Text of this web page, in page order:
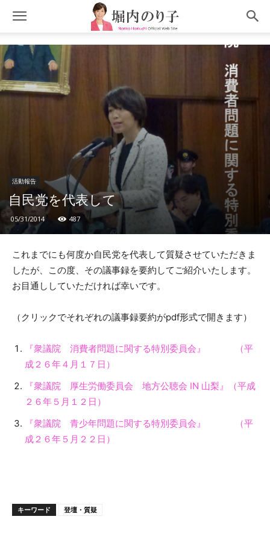
活動報告
自民党を代表して
05/31/2014 487
これまでにも何度か自民党を代表して質疑させていただきま
したが、この度、その議事録を要約してご紹介いたします。
お目通ししていただければ幸いです。
（クリックでそれぞれの議事録要約がpdf形式で開きます）
『衆議院 消費者問題に関する特別委員会』 （平
成２６年４月１７日）
『衆議院 厚生労働委員会 地方公聴会 IN 山梨』（平成
２６年５月１２日）
『衆議院 青少年問題に関する特別委員会』 （平
成２６年５月２２日）
キーワード 登壇・質疑